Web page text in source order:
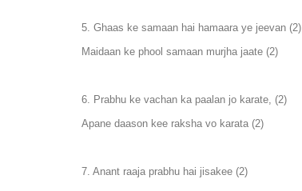
5. Ghaas ke samaan hai hamaara ye jeevan (2)
Maidaan ke phool samaan murjha jaate (2)
6. Prabhu ke vachan ka paalan jo karate, (2)
Apane daason kee raksha vo karata (2)
7. Anant raaja prabhu hai jisakee (2)